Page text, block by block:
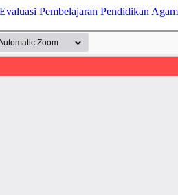
Pembelajaran Pendidikan